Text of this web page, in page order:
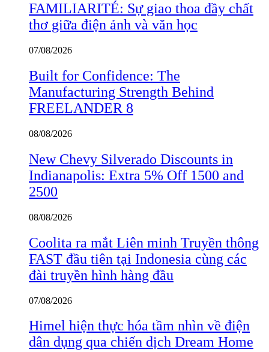
FAMILIARITÉ: Sự giao thoa đầy chất
thơ giữa điện ảnh và văn học
07/08/2026
Built for Confidence: The
Manufacturing Strength Behind
FREELANDER 8
08/08/2026
New Chevy Silverado Discounts in
Indianapolis: Extra 5% Off 1500 and
2500
08/08/2026
Coolita ra mắt Liên minh Truyền thông
FAST đầu tiên tại Indonesia cùng các
đài truyền hình hàng đầu
07/08/2026
Himel hiện thực hóa tầm nhìn về điện
dân dụng qua chiến dịch Dream Home